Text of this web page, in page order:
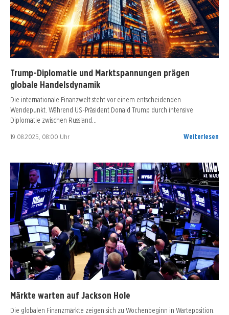
Trump-Diplomatie und Marktspannungen prägen
globale Handelsdynamik
Die internationale Finanzwelt steht vor einem entscheidenden
Wendepunkt. Während US-Präsident Donald Trump durch intensive
Diplomatie zwischen Russland…
19.08.2025, 08:00 Uhr Weiterlesen
Märkte warten auf Jackson Hole
Die globalen Finanzmärkte zeigen sich zu Wochenbeginn in Warteposition.